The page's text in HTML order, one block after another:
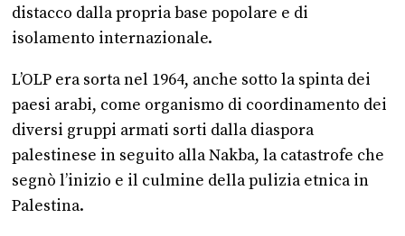
distacco dalla propria base popolare e di
isolamento internazionale.
L’OLP era sorta nel 1964, anche sotto la spinta dei
paesi arabi, come organismo di coordinamento dei
diversi gruppi armati sorti dalla diaspora
palestinese in seguito alla Nakba, la catastrofe che
segnò l’inizio e il culmine della pulizia etnica in
Palestina.